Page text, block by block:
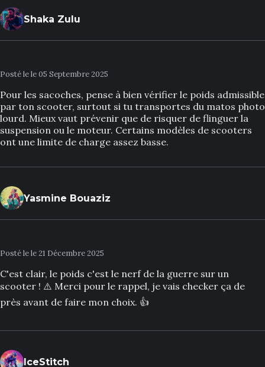
Shaka Zulu
Posté le le 05 Septembre 2025
Pour les sacoches, pense à bien vérifier le poids admissible
par ton scooter, surtout si tu transportes du matos photo
lourd. Mieux vaut prévenir que de risquer de flinguer la
suspension ou le moteur. Certains modèles de scooters
ont une limite de charge assez basse.
Yasmine Bouaziz
Posté le le 21 Décembre 2025
C'est clair, le poids c'est le nerf de la guerre sur un
scooter ! ⚠️ Merci pour le rappel, je vais checker ça de
près avant de faire mon choix. 👍
IceStitch